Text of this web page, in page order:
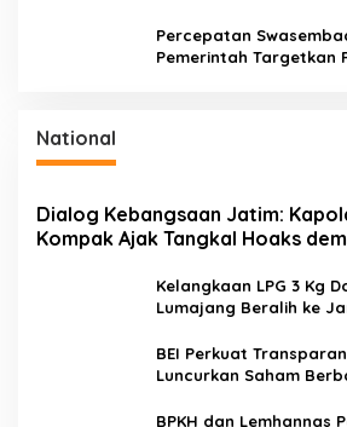
Percepatan
Pemerintah Targetkan
National
Dialog Kebangsaan Jatim:
Kompak Ajak Tangkal Hoaks
Kelangkaan LPG 3 Kg
Lumajang Beralih ke
Mudah
BEI Perkuat
Luncurkan Saham
BPKH dan Lemhannas